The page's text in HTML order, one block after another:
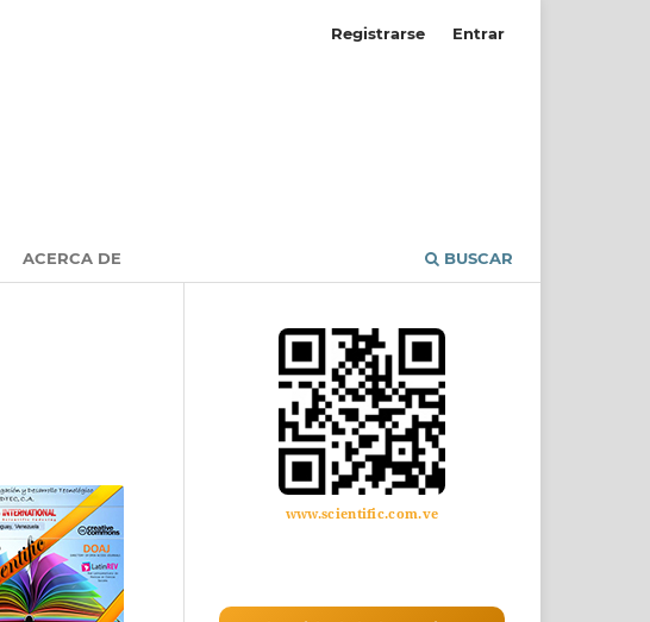
ACERCA DE BUSCAR
Registrarse Entrar
www.scientific.com.ve